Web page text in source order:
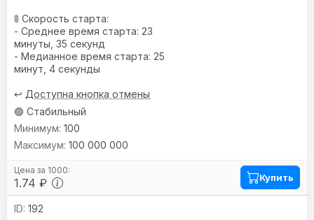
🚦 Скорость старта:
- Среднее время старта: 23
минуты, 35 секунд
- Медианное время старта: 25
минут, 4 секунды
↩️ Доступна кнопка отмены
🟢 Стабильный
1.74 ₽
100
100 000 000
Купить
192